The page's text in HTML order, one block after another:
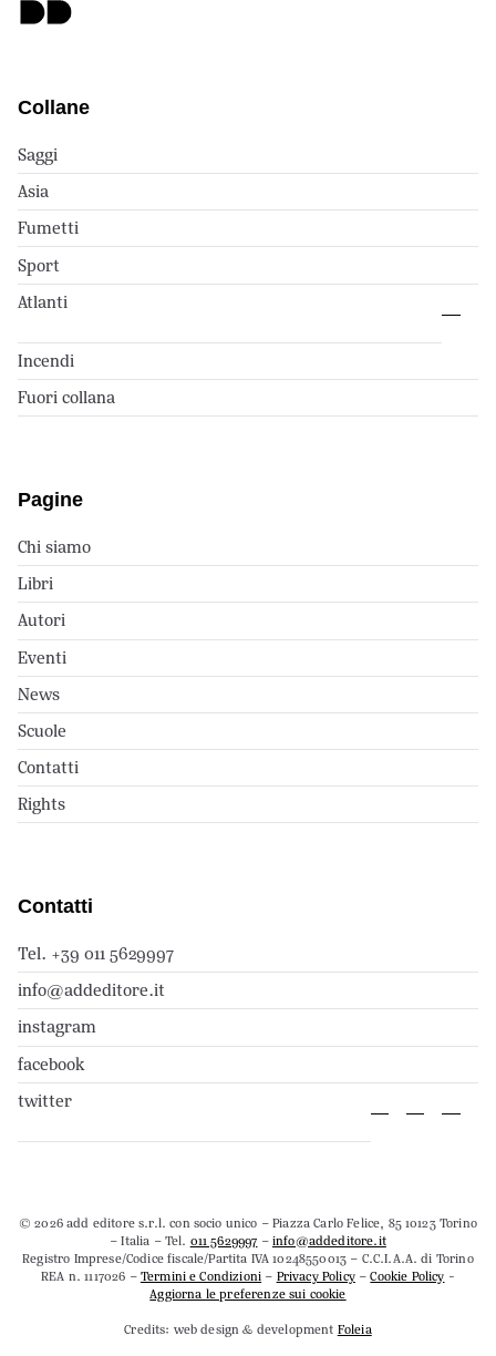
Collane
Saggi
Asia
Fumetti
Sport
Atlanti
Incendi
Fuori collana
Pagine
Chi siamo
Libri
Autori
Eventi
News
Scuole
Contatti
Rights
Contatti
Tel. +39 011 5629997
info@addeditore.it
instagram
facebook
twitter
© 2026 add editore s.r.l. con socio unico – Piazza Carlo Felice, 85 10123 Torino
– Italia – Tel. 011 5629997 –info@addeditore.it
Registro Imprese/Codice fiscale/Partita IVA 10248550013 – C.C.I.A.A. di Torino
REA n. 1117026 –Termini e Condizioni – Privacy Policy–Cookie Policy -
Aggiorna le preferenze sui cookie
Credits: web design & development Foleia